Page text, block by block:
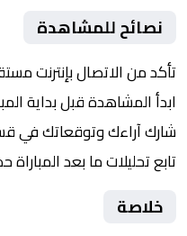
نصائح للمشاهدة
تأكد من الاتصال بإنترنت
ابدأ المشاهدة قبل بداية المباراة بـ
شارك آراءك وتوقعاتك في
تابع تحليلات ما بعد
خلاصة